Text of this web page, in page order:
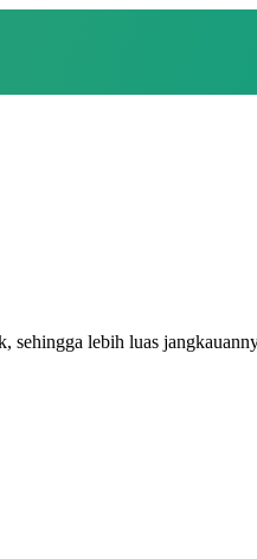
sehingga lebih luas